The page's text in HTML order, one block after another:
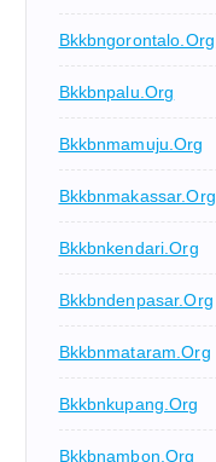
Bkkbngorontalo.org
Bkkbnpalu.org
Bkkbnmamuju.org
Bkkbnmakassar.org
Bkkbnkendari.org
Bkkbndenpasar.org
Bkkbnmataram.org
Bkkbnkupang.org
Bkkbnambon.org